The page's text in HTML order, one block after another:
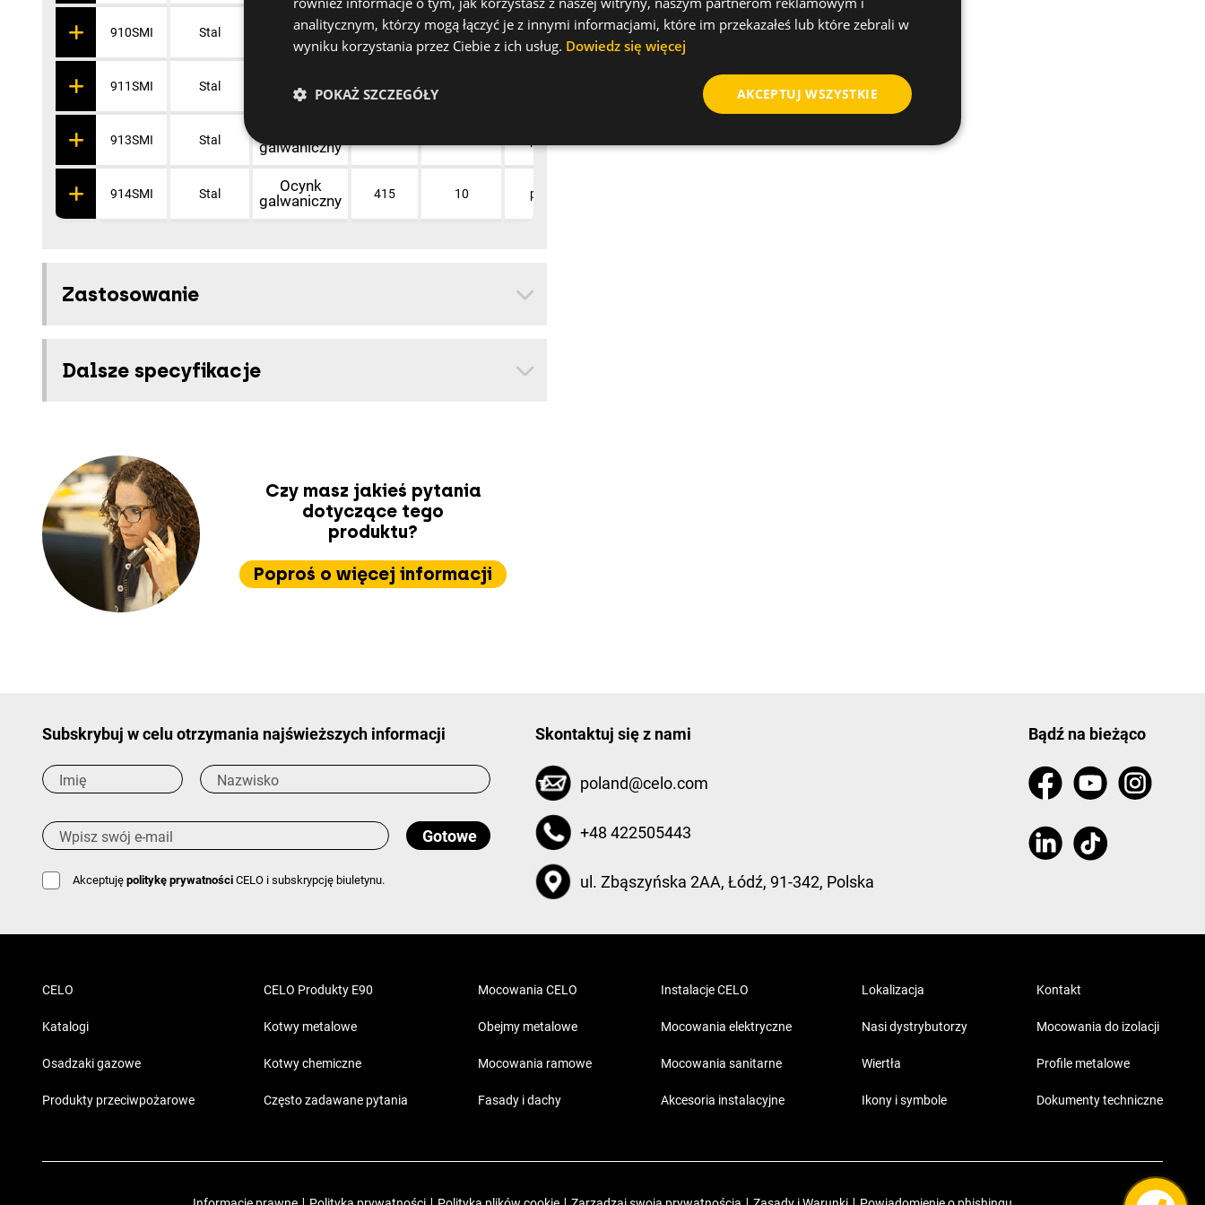
910SMI
911SMI
913SMI
914SMI
Stal
Stal
Stal
Stal
Ocynk
galwaniczny
galwaniczny
galwaniczny
Ocynk
galwaniczny
315
415
25
10
pudełko
pudełko
Zastosowanie
Dalsze specyfikacje
Czy masz jakieś pytania
dotyczące tego
produktu?
Poproś o więcej informacji
Subskrybuj w celu otrzymania najświeższych informacji
Akceptuję politykę prywatności CELO i subskrypcję biuletynu.
Skontaktuj się z nami
poland@celo.com
+48 422505443
ul. Zbąszyńska 2AA, Łódź, 91-342, Polska
Bądź na bieżąco
CELO
Katalogi
Osadzaki gazowe
Produkty przeciwpożarowe
CELO Produkty E90
Kotwy metalowe
Kotwy chemiczne
Często zadawane pytania
Mocowania CELO
Obejmy metalowe
Mocowania ramowe
Fasady i dachy
Instalacje CELO
Mocowania elektryczne
Mocowania sanitarne
Akcesoria instalacyjne
Lokalizacja
Nasi dystrybutorzy
Wiertła
Ikony i symbole
Kontakt
Mocowania do izolacji
Profile metalowe
Dokumenty techniczne
analitycznym, którzy mogą łączyć je z innymi informacjami, które im przekazałeś lub które zebrali w
wyniku korzystania przez Ciebie z ich usług. Dowiedz się więcej
AKCEPTUJ WSZYSTKIE
POKAŻ SZCZEGÓŁY